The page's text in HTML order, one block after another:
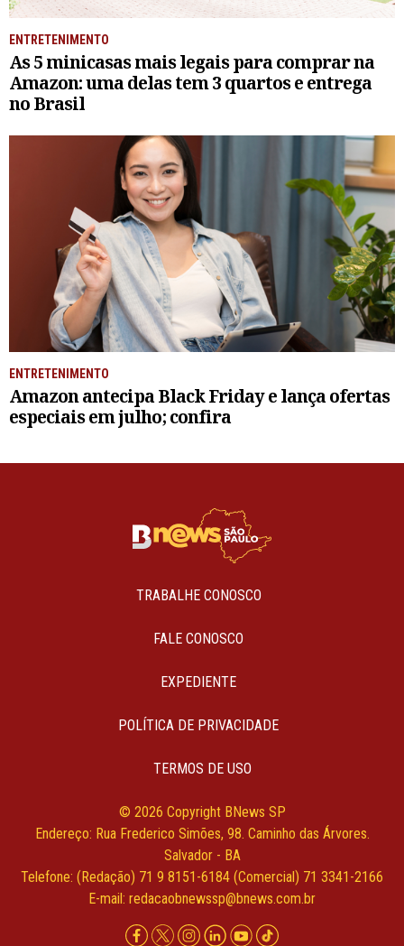
ENTRETENIMENTO
As 5 minicasas mais legais para comprar na
Amazon: uma delas tem 3 quartos e entrega
no Brasil
ENTRETENIMENTO
Amazon antecipa Black Friday e lança ofertas
especiais em julho; confira
TRABALHE CONOSCO
FALE CONOSCO
EXPEDIENTE
POLÍTICA DE PRIVACIDADE
TERMOS DE USO
© 2026 Copyright BNews SP
Endereço: Rua Frederico Simões, 98. Caminho das Árvores.
Salvador - BA
Telefone: (Redação) 71 9 8151-6184 (Comercial) 71 3341-2166
E-mail: redacaobnewssp@bnews.com.br